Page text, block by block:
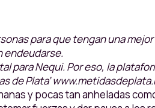
para que tengan una
endeudarse.
para Nequi. Por eso, la
de Plata’
y pocas tan anheladas